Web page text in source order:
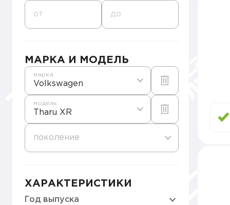
от до
МАРКА И МОДЕЛЬ
Volkswagen
марка
Tharu XR
модель
поколение
ХАРАКТЕРИСТИКИ
Год выпуска